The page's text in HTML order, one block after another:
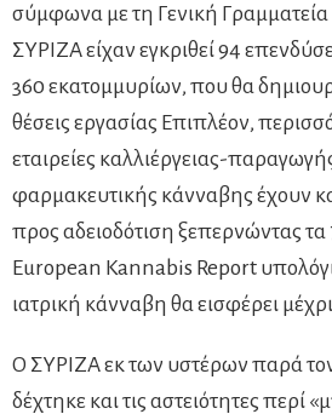
σύμφωνα με τη Γενική Γραμματεία
ΣΥΡΙΖΑ είχαν εγκριθεί 94
360 εκατομμυρίων, που θα
θέσεις εργασίας Επιπλέον,
εταιρείες καλλιέργειας-
φαρμακευτικής κάνναβης έχουν
προς αδειοδότιση ξεπερνώντας
European Kannabis Report
ιατρική κάνναβη θα εισφέρει
Ο ΣΥΡΙΖΑ εκ των υστέρων παρά
δέχτηκε και τις αστειότητες περί